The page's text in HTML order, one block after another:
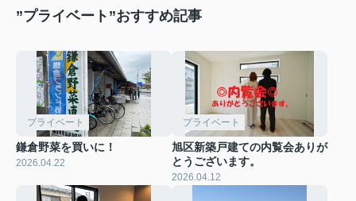
”プライベート”おすすめ記事
プライベート
鎌倉野菜を買いに！
2026.04.22
プライベート
旭区新築戸建ての内覧会ありが
とうございます。
2026.04.12